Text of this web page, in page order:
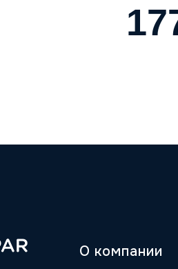
О компании